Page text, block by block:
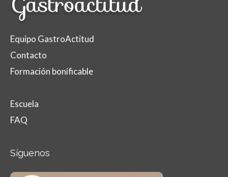
Equipo GastroActitud
Contacto
Formación bonificable
Escuela
FAQ
Síguenos